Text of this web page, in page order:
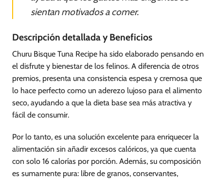
sientan motivados a comer.
Descripción detallada y Beneficios
Churu Bisque Tuna Recipe ha sido elaborado pensando en
el disfrute y bienestar de los felinos. A diferencia de otros
premios, presenta una consistencia espesa y cremosa que
lo hace perfecto como un aderezo lujoso para el alimento
seco, ayudando a que la dieta base sea más atractiva y
fácil de consumir.
Por lo tanto, es una solución excelente para enriquecer la
alimentación sin añadir excesos calóricos, ya que cuenta
con solo 16 calorías por porción. Además, su composición
es sumamente pura: libre de granos, conservantes,